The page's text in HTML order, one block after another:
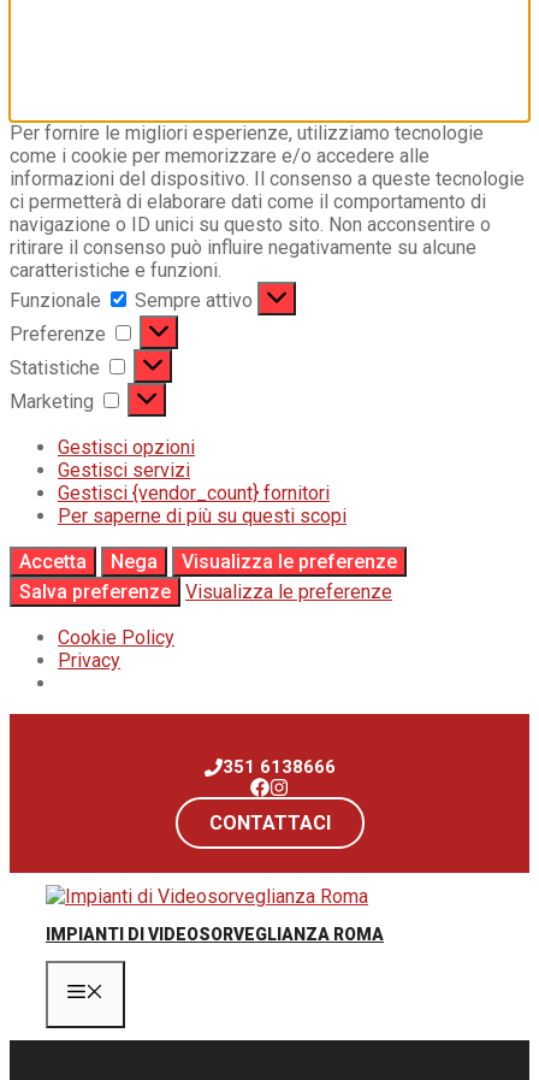
Per fornire le migliori esperienze, utilizziamo tecnologie
come i cookie per memorizzare e/o accedere alle
informazioni del dispositivo. Il consenso a queste tecnologie
ci permetterà di elaborare dati come il comportamento di
navigazione o ID unici su questo sito. Non acconsentire o
ritirare il consenso può influire negativamente su alcune
caratteristiche e funzioni.
Funzionale
Funzionale
Sempre attivo
Preferenze
Preferenze
Statistiche
Statistiche
Marketing
Marketing
Gestisci opzioni
Gestisci servizi
Gestisci {vendor_count} fornitori
Per saperne di più su questi scopi
Accetta
Nega
Visualizza le preferenze
Salva preferenze
Visualizza le preferenze
Cookie Policy
Privacy
351 6138666
CONTATTACI
IMPIANTI DI VIDEOSORVEGLIANZA ROMA